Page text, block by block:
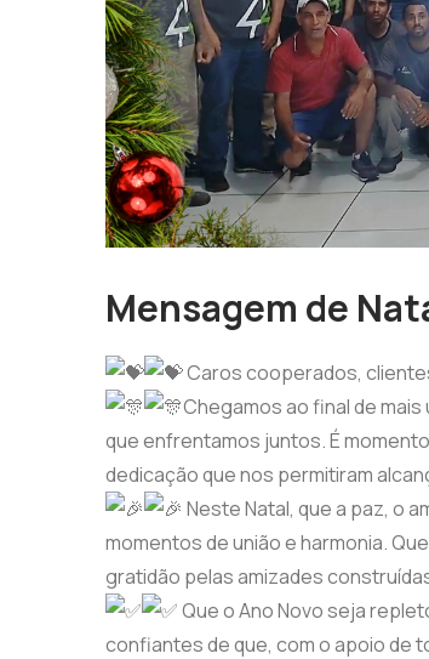
Mensagem de
Caros cooperados,
Chegamos ao final de
que enfrentamos juntos. É
dedicação que nos permitiram
Neste Natal, que a paz, o
momentos de união e harmonia.
gratidão pelas amizades
Que o Ano Novo seja
confiantes de que, com o apoio de